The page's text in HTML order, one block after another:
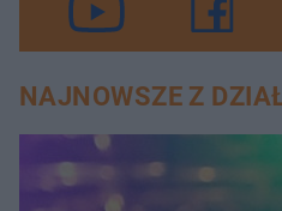
NAJNOWSZE Z